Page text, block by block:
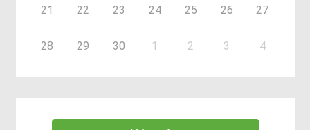
21 22 23 24 25 26 27
28 29 30 1 2 3 4